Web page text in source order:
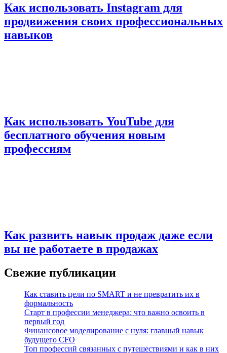
Как использовать Instagram для
продвижения своих профессиональных
навыков
Как использовать YouTube для
бесплатного обучения новым
профессиям
Как развить навык продаж даже если
вы не работаете в продажах
Свежие публикации
Как ставить цели по SMART и не превратить их в
формальность
Старт в профессии менеджера: что важно освоить в
первый год
Финансовое моделирование с нуля: главный навык
будущего CFO
Топ профессий связанных с путешествиями и как в них